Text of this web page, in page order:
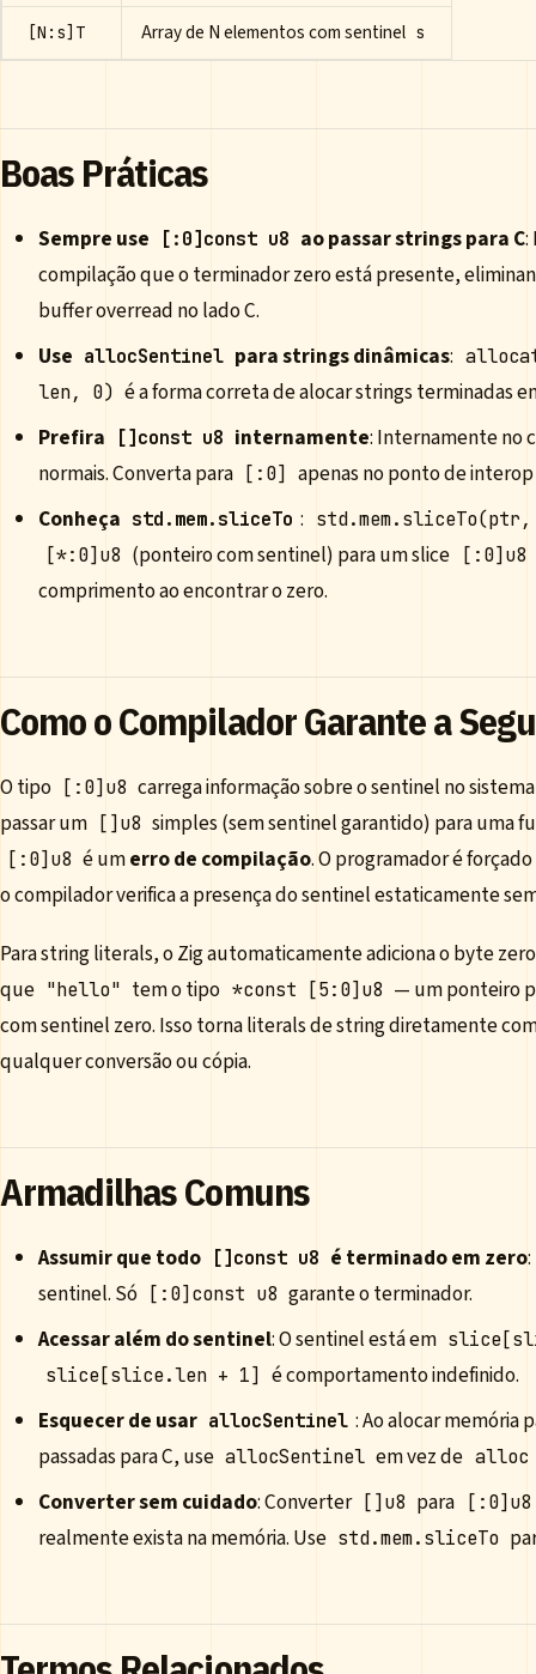
[N:s]T Array de N elementos com sentinel s
Boas Práticas
Sempre use [:0]const u8 ao passar strings para C:
compilação que o terminador zero está presente,
buffer overread no lado C.
Use allocSentinel para strings dinâmicas:
len, 0) é a forma correta de alocar strings terminadas
Prefira
[]const u8 internamente: Internamente no
normais. Converta para
[:0]
apenas no ponto de interop
Conheça std.mem.sliceTo :
[*:0]u8 (ponteiro com sentinel) para um slice [:0]u8
comprimento ao encontrar o zero.
Como o Compilador Garante a
O tipo [:0]u8 carrega informação sobre o sentinel no
passar um
[]u8 simples (sem sentinel garantido) para uma
[:0]u8 é umerro de compilação. O programador é
o compilador verifica a presença do sentinel estaticamente
Para string literals, o Zig automaticamente adiciona o byte
que "hello" tem o tipo *const [5:0]u8 — um ponteiro
com sentinel zero. Isso torna literals de string diretamente
qualquer conversão ou cópia.
Armadilhas Comuns
Assumir que todo []const u8 é terminado em zero
sentinel. Só
[:0]const u8 garante o terminador.
Acessar além do sentinel: O sentinel está em
slice[slice.len + 1]
é comportamento indefinido.
Esquecer de usar allocSentinel : Ao alocar memória
passadas para C, use allocSentinel em vez de alloc
Converter sem cuidado: Converter []u8 para [:0]u8
realmente exista na memória. Use std.mem.sliceTo